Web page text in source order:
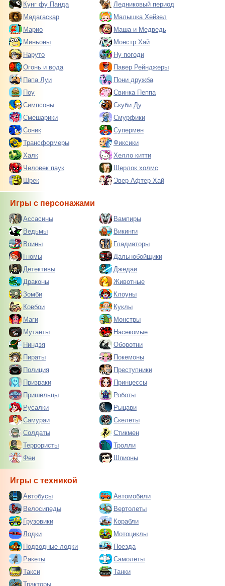
Кунг фу Панда
Ледниковый период
Мадагаскар
Малышка Хейзел
Марио
Маша и Медведь
Миньоны
Монстр Хай
Наруто
Ну погоди
Огонь и вода
Павер Рейнджеры
Папа Луи
Пони дружба
Поу
Свинка Пеппа
Симпсоны
Скуби Ду
Смешарики
Смурфики
Соник
Супермен
Трансформеры
Фиксики
Халк
Хелло китти
Человек паук
Шерлок холмс
Шрек
Эвер Афтер Хай
Игры с персонажами
Ассасины
Вампиры
Ведьмы
Викинги
Воины
Гладиаторы
Гномы
Дальнобойщики
Детективы
Джедаи
Драконы
Животные
Зомби
Клоуны
Ковбои
Куклы
Маги
Монстры
Мутанты
Насекомые
Ниндзя
Оборотни
Пираты
Покемоны
Полиция
Преступники
Призраки
Принцессы
Пришельцы
Роботы
Русалки
Рыцари
Самураи
Скелеты
Солдаты
Стикмен
Террористы
Тролли
Феи
Шпионы
Игры с техникой
Автобусы
Автомобили
Велосипеды
Вертолеты
Грузовики
Корабли
Лодки
Мотоциклы
Подводные лодки
Поезда
Ракеты
Самолеты
Такси
Танки
Тракторы